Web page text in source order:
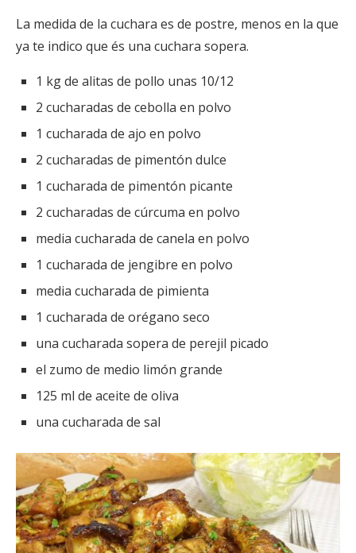
La medida de la cuchara es de postre, menos en la que
ya te indico que és una cuchara sopera.
1 kg de alitas de pollo unas 10/12
2 cucharadas de cebolla en polvo
1 cucharada de ajo en polvo
2 cucharadas de pimentón dulce
1 cucharada de pimentón picante
2 cucharadas de cúrcuma en polvo
media cucharada de canela en polvo
1 cucharada de jengibre en polvo
media cucharada de pimienta
1 cucharada de orégano seco
una cucharada sopera de perejil picado
el zumo de medio limón grande
125 ml de aceite de oliva
una cucharada de sal